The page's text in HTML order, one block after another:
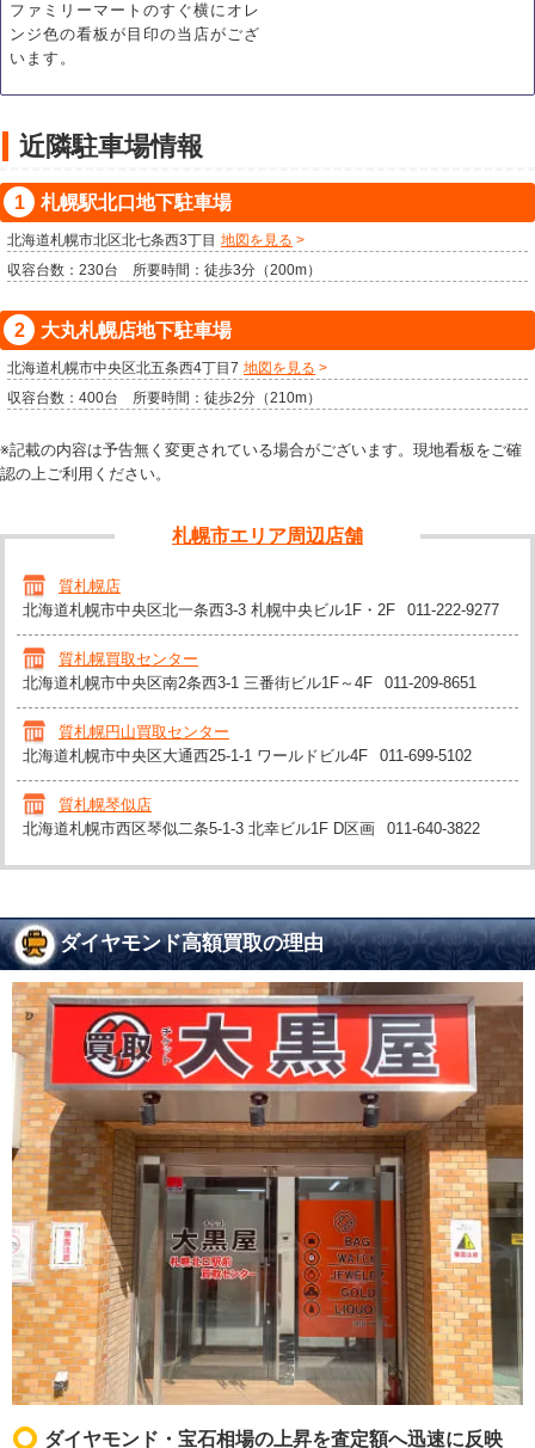
ファミリーマートのすぐ横にオレ
ンジ色の看板が目印の当店がござ
います。
近隣駐車場情報
札幌駅北口地下駐車場
北海道札幌市北区北七条西3丁目 地図を見る
収容台数：230台 所要時間：徒歩3分（200m）
大丸札幌店地下駐車場
北海道札幌市中央区北五条西4丁目7 地図を見る
収容台数：400台 所要時間：徒歩2分（210m）
※記載の内容は予告無く変更されている場合がございます。現地看板をご確
認の上ご利用ください。
札幌市エリア周辺店舗
質札幌店
北海道札幌市中央区北一条西3-3 札幌中央ビル1F・2F
011-222-9277
質札幌買取センター
北海道札幌市中央区南2条西3-1 三番街ビル1F～4F
011-209-8651
質札幌円山買取センター
北海道札幌市中央区大通西25-1-1 ワールドビル4F
011-699-5102
質札幌琴似店
北海道札幌市西区琴似二条5-1-3 北幸ビル1F D区画
011-640-3822
ダイヤモンド高額買取の理由
ダイヤモンド・宝石相場の上昇を査定額へ迅速に反映